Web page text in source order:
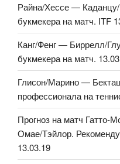
Райна/Хессе — Каданцу/
букмекера на матч. ITF
Канг/Фенг — Биррелл/
букмекера на матч.
Глисон/Марино —
профессионала на
Прогноз на матч Гатто-
Омае/Тэйлор.
13.03.19